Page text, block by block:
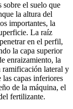
sobre el suelo que
la altura del
importantes, la
La raíz
en el perfil,
la capa superior
enraizamiento, la
ramificación lateral y
las capas inferiores
de la máquina, el
fertilizante.